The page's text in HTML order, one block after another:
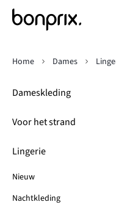
Dameskleding
Voor het strand
Lingerie
Nieuw
Nachtkleding
Home Dames